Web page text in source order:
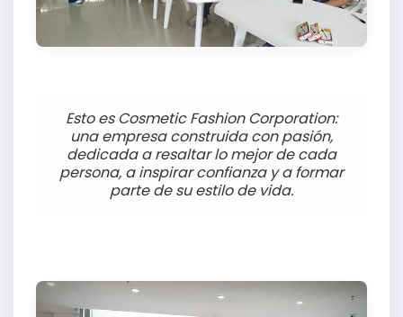
Esto es Cosmetic Fashion Corporation:
una empresa construida con pasión,
dedicada a resaltar lo mejor de cada
persona, a inspirar confianza y a formar
parte de su estilo de vida.